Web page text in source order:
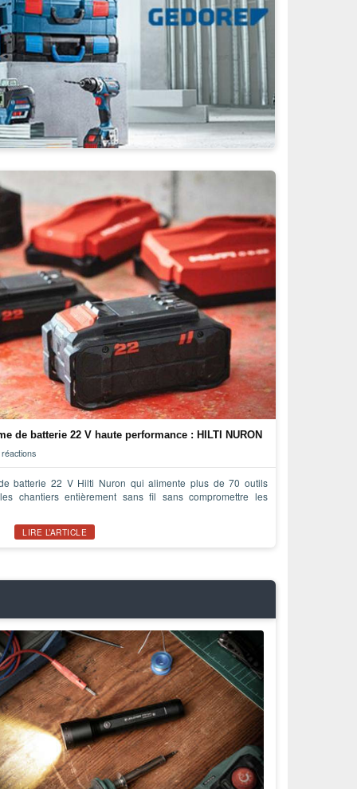
de batterie 22 V haute performance : HILTI NURON
batterie 22 V Hilti Nuron qui alimente plus de 70 outils
chantiers entièrement sans fil sans compromettre les
LIRE L’ARTICLE